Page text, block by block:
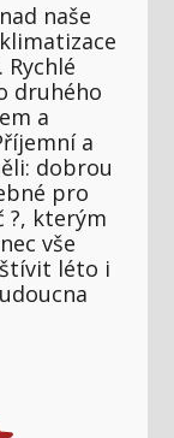
naše
druhého
a
a
dobrou
pro
?, kterým
vše
léto i